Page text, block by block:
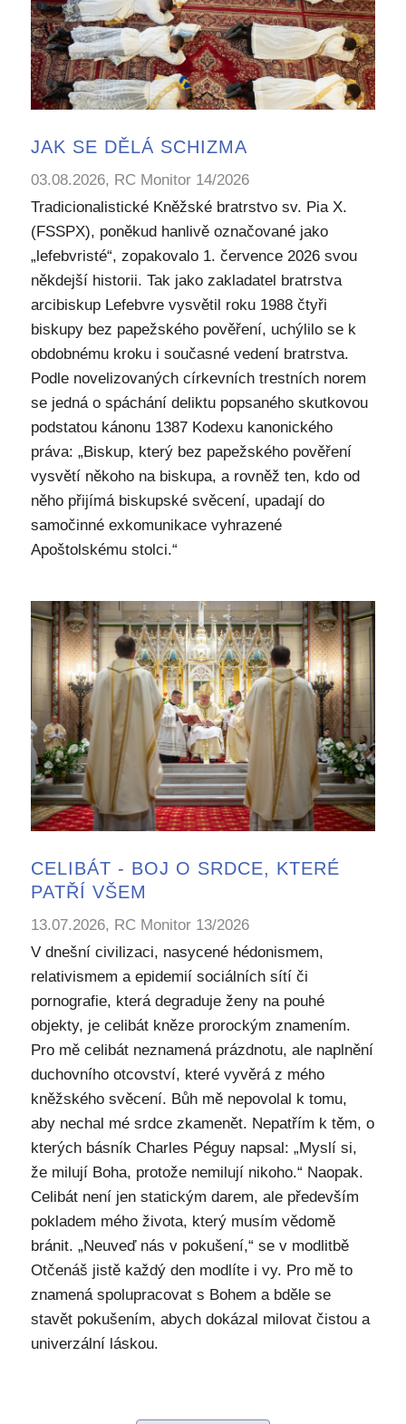
JAK SE DĚLÁ SCHIZMA
03.08.2026, RC Monitor 14/2026
Tradicionalistické Kněžské bratrstvo sv. Pia X.
(FSSPX), poněkud hanlivě označované jako
„lefebvristé“, zopakovalo 1. července 2026 svou
někdejší historii. Tak jako zakladatel bratrstva
arcibiskup Lefebvre vysvětil roku 1988 čtyři
biskupy bez papežského pověření, uchýlilo se k
obdobnému kroku i současné vedení bratrstva.
Podle novelizovaných církevních trestních norem
se jedná o spáchání deliktu popsaného skutkovou
podstatou kánonu 1387 Kodexu kanonického
práva: „Biskup, který bez papežského pověření
vysvětí někoho na biskupa, a rovněž ten, kdo od
něho přijímá biskupské svěcení, upadají do
samočinné exkomunikace vyhrazené
Apoštolskému stolci.“
CELIBÁT - BOJ O SRDCE, KTERÉ
PATŘÍ VŠEM
13.07.2026, RC Monitor 13/2026
V dnešní civilizaci, nasycené hédonismem,
relativismem a epidemií sociálních sítí či
pornografie, která degraduje ženy na pouhé
objekty, je celibát kněze prorockým znamením.
Pro mě celibát neznamená prázdnotu, ale naplnění
duchovního otcovství, které vyvěrá z mého
kněžského svěcení. Bůh mě nepovolal k tomu,
aby nechal mé srdce zkamenět. Nepatřím k těm, o
kterých básník Charles Péguy napsal: „Myslí si,
že milují Boha, protože nemilují nikoho.“ Naopak.
Celibát není jen statickým darem, ale především
pokladem mého života, který musím vědomě
bránit. „Neuveď nás v pokušení,“ se v modlitbě
Otčenáš jistě každý den modlíte i vy. Pro mě to
znamená spolupracovat s Bohem a bděle se
stavět pokušením, abych dokázal milovat čistou a
univerzální láskou.